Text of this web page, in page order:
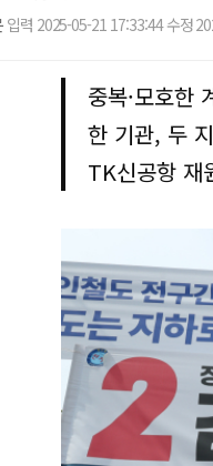
입력 2025-05-21 17:33:44 수정
중복·모호한
한 기관, 두
TK신공항